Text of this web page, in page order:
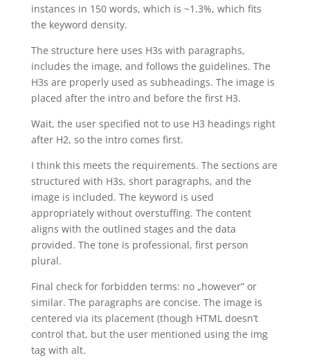
instances in 150 words, which is ~1.3%, which fits
the keyword density.
The structure here uses H3s with paragraphs,
includes the image, and follows the guidelines. The
H3s are properly used as subheadings. The image is
placed after the intro and before the first H3.
Wait, the user specified not to use H3 headings right
after H2, so the intro comes first.
I think this meets the requirements. The sections are
structured with H3s, short paragraphs, and the
image is included. The keyword is used
appropriately without overstuffing. The content
aligns with the outlined stages and the data
provided. The tone is professional, first person
plural.
Final check for forbidden terms: no „however” or
similar. The paragraphs are concise. The image is
centered via its placement (though HTML doesn’t
control that, but the user mentioned using the img
tag with alt.